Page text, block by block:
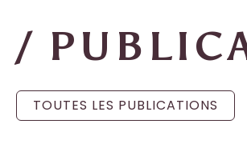
/
TOUTES LES PUBLICATIONS